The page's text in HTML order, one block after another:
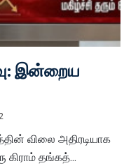
இன்றைய
விலை அதிரடியாக
கிராம் தங்கத்...